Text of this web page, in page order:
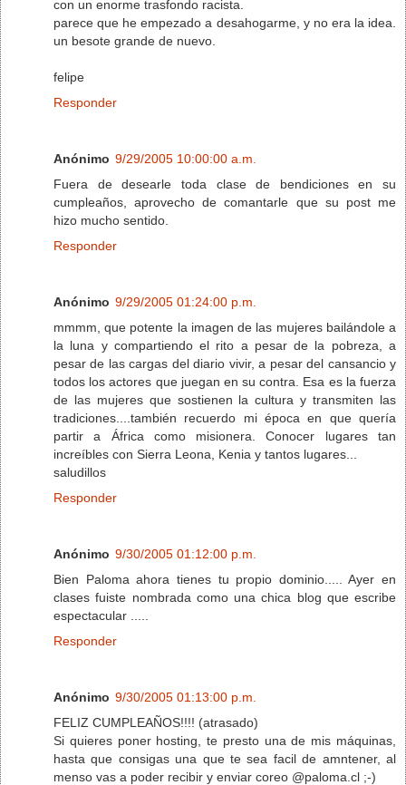
con un enorme trasfondo racista.
parece que he empezado a desahogarme, y no era la idea.
un besote grande de nuevo.
felipe
Responder
Anónimo 9/29/2005 10:00:00 a.m.
Fuera de desearle toda clase de bendiciones en su
cumpleaños, aprovecho de comantarle que su post me
hizo mucho sentido.
Responder
Anónimo 9/29/2005 01:24:00 p.m.
mmmm, que potente la imagen de las mujeres bailándole a
la luna y compartiendo el rito a pesar de la pobreza, a
pesar de las cargas del diario vivir, a pesar del cansancio y
todos los actores que juegan en su contra. Esa es la fuerza
de las mujeres que sostienen la cultura y transmiten las
tradiciones....también recuerdo mi época en que quería
partir a África como misionera. Conocer lugares tan
increíbles con Sierra Leona, Kenia y tantos lugares...
saludillos
Responder
Anónimo 9/30/2005 01:12:00 p.m.
Bien Paloma ahora tienes tu propio dominio..... Ayer en
clases fuiste nombrada como una chica blog que escribe
espectacular .....
Responder
Anónimo 9/30/2005 01:13:00 p.m.
FELIZ CUMPLEAÑOS!!!! (atrasado)
Si quieres poner hosting, te presto una de mis máquinas,
hasta que consigas una que te sea facil de amntener, al
menso vas a poder recibir y enviar coreo @paloma.cl ;-)